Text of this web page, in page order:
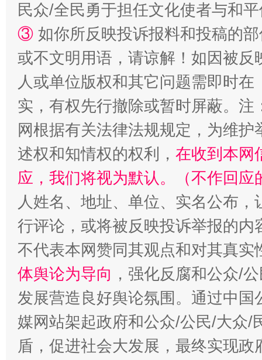
招工难、用工荒背后
民众/全民勇于担任文化使者与和
③ 如你所反映投诉报料和投稿的
或不文明用语，请谅解！如因被
人或单位版权和其它问题需即时在
实，有权先行撤除或暂时屏蔽。
网根据有关法律法规规定，为维
述权和知情权的权利， 在收到本网
应，我们将视为默认。（不作回应
人姓名、地址、单位、实名公布
行评论，或将被反映投诉举报的
不代表本网赞同其观点和对其真实
体舆论为导向 ，强化反腐和公众/
发展营造良好舆论氛围。通过中
媒网站架起政府和公众/公民/大众/
盾，促进社会大发展，最终实现